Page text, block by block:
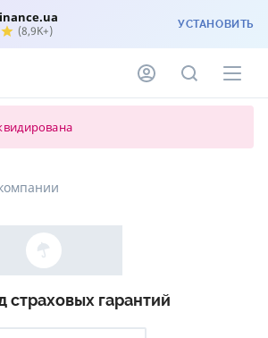
(8,9K+) УСТАНОВИТЬ
страховых гарантий